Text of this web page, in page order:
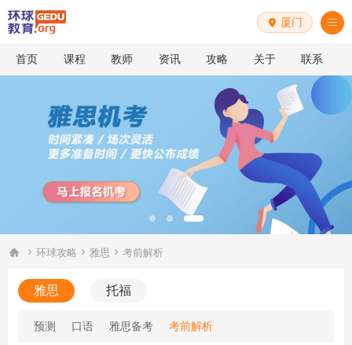
 厦门 
首页 课程 教师 资讯 攻略 关于 联系
  环球攻略  雅思  考前解析
雅思
预测 口语 雅思备考 考前解析
托福